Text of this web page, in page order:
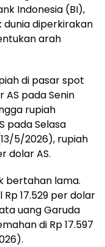
Indonesia (BI),
diperkirakan
arah
di pasar spot
AS pada Senin
rupiah
pada Selasa
5/2026), rupiah
dolar AS.
bertahan lama.
17.529 per dolar
uang Garuda
di Rp 17.597